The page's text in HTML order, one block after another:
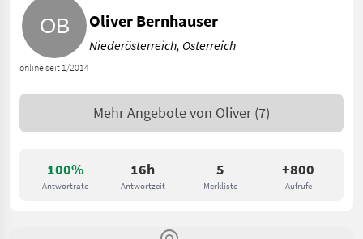
100%
Antwortrate
16h
Antwortzeit
5
Merkliste
+800
Aufrufe
online seit 1/2014
Oliver Bernhauser
Niederösterreich, Österreich
Mehr Angebote von Oliver (7)